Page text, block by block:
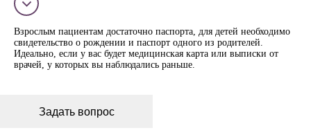
Взрослым пациентам достаточно паспорта, для детей необходимо
свидетельство о рождении и паспорт одного из родителей.
Идеально, если у вас будет медицинская карта или выписки от
врачей, у которых вы наблюдались раньше.
Задать вопрос